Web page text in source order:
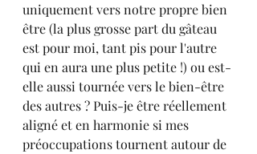
uniquement vers notre propre bien
être (la plus grosse part du gâteau
est pour moi, tant pis pour l'autre
qui en aura une plus petite !) ou est-
elle aussi tournée vers le bien-être
des autres ? Puis-je être réellement
aligné et en harmonie si mes
préoccupations tournent autour de